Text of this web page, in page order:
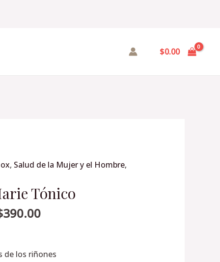
$0.00
, Salud de la Mujer y el Hombre,
Tónico
390.00
de los riñones